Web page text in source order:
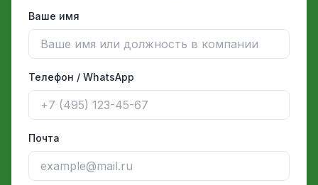
Ваше имя
Телефон / WhatsApp
Почта